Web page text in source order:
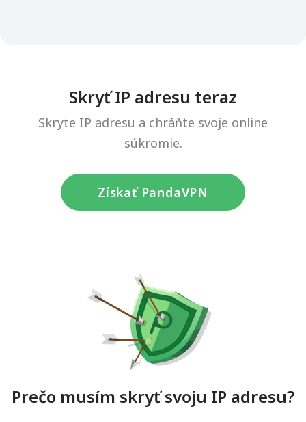
Skryť IP adresu teraz
Skryte IP adresu a chráňte svoje online
súkromie.
Získať PandaVPN
Prečo musím skryť svoju IP adresu?